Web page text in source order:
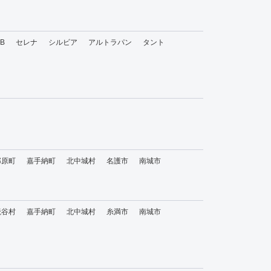
セレナ シルビア アルトラパン タント
町 嘉手納町 北中城村 名護市 南城市
村 嘉手納町 北中城村 糸満市 南城市